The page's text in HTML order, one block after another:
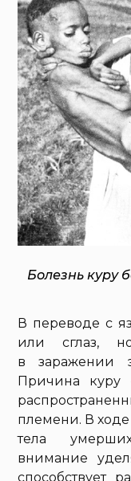
Болезнь куру
В переводе с
или сглаз,
в заражении
Причина куру
племени. В
тела
внимание
способствует